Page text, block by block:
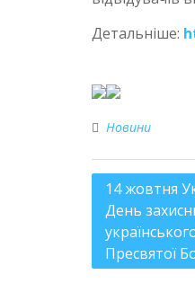
Детальніше:
Новини
14 жовтня
День
Пресвятої